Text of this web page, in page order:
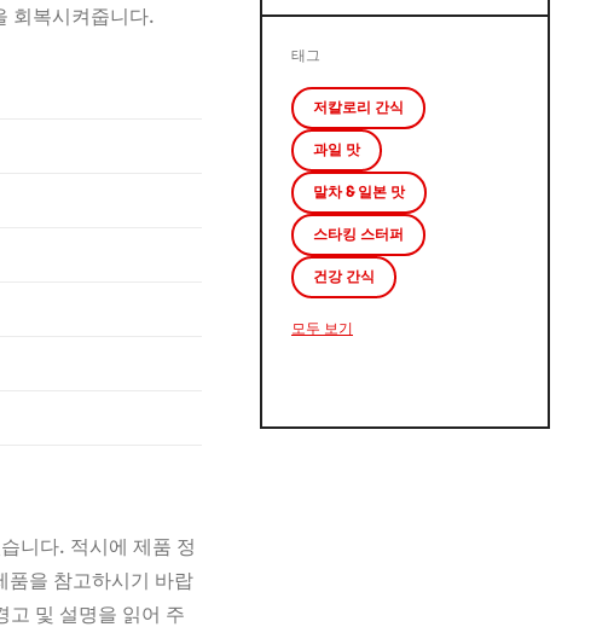
회복시켜줍니다.
니다. 적시에 제품 정
품을 참고하시기 바랍
고 및 설명을 읽어 주
태그
저칼로리 간식
과일 맛
말차 & 일본 맛
스타킹 스터퍼
건강 간식
모두 보기